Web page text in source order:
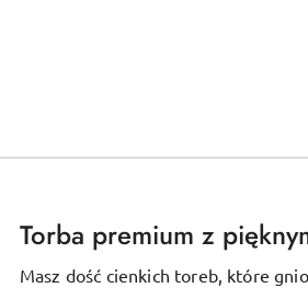
Torba premium z
Masz dość cienkich toreb, które